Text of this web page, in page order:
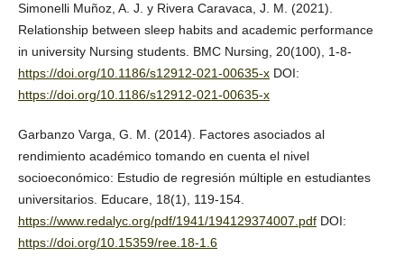
Simonelli Muñoz, A. J. y Rivera Caravaca, J. M. (2021).
Relationship between sleep habits and academic performance
in university Nursing students. BMC Nursing, 20(100), 1-8-
https://doi.org/10.1186/s12912-021-00635-xDOI:
https://doi.org/10.1186/s12912-021-00635-x
Garbanzo Varga, G. M. (2014). Factores asociados al
rendimiento académico tomando en cuenta el nivel
socioeconómico: Estudio de regresión múltiple en estudiantes
universitarios. Educare, 18(1), 119-154.
https://www.redalyc.org/pdf/1941/194129374007.pdfDOI:
https://doi.org/10.15359/ree.18-1.6